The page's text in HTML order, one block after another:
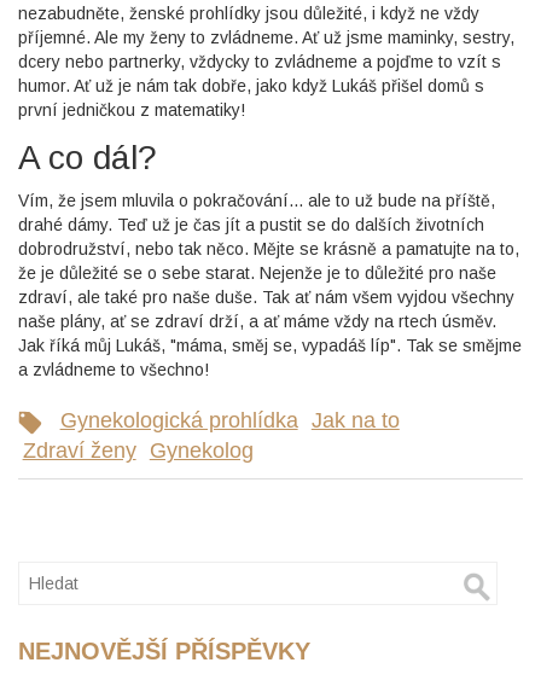
nezabudněte, ženské prohlídky jsou důležité, i když ne vždy
příjemné. Ale my ženy to zvládneme. Ať už jsme maminky, sestry,
dcery nebo partnerky, vždycky to zvládneme a pojďme to vzít s
humor. Ať už je nám tak dobře, jako když Lukáš přišel domů s
první jedničkou z matematiky!
A co dál?
Vím, že jsem mluvila o pokračování... ale to už bude na příště,
drahé dámy. Teď už je čas jít a pustit se do dalších životních
dobrodružství, nebo tak něco. Mějte se krásně a pamatujte na to,
že je důležité se o sebe starat. Nejenže je to důležité pro naše
zdraví, ale také pro naše duše. Tak ať nám všem vyjdou všechny
naše plány, ať se zdraví drží, a ať máme vždy na rtech úsměv.
Jak říká můj Lukáš, "máma, směj se, vypadáš líp". Tak se smějme
a zvládneme to všechno!
Gynekologická prohlídka Jak na to
Zdraví ženy
Gynekolog
NEJNOVĚJŠÍ PŘÍSPĚVKY